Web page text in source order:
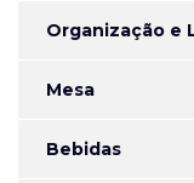
Organização e
Mesa
Bebidas